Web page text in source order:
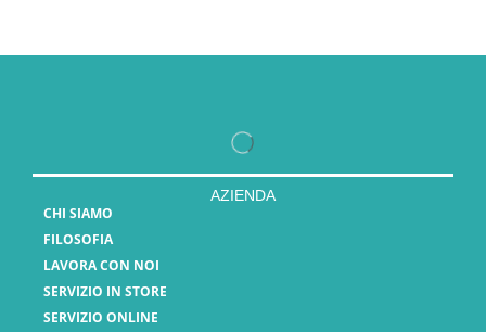
AZIENDA
CHI SIAMO
FILOSOFIA
LAVORA CON NOI
SERVIZIO IN STORE
SERVIZIO ONLINE